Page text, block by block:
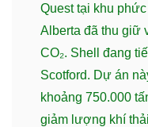
Quest tại khu
Alberta đã thu giữ
CO₂. Shell đang
Scotford. Dự án
khoảng 750.000
giảm lượng khí